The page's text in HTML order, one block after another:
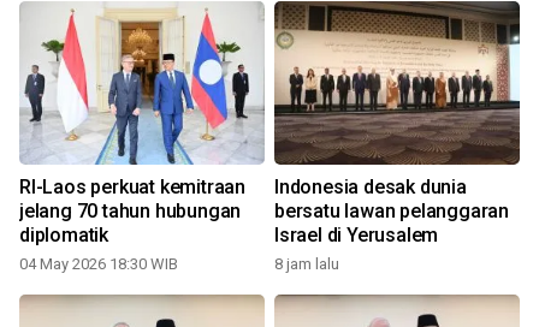
RI-Laos perkuat kemitraan
jelang 70 tahun hubungan
diplomatik
04 May 2026 18:30 WIB
Indonesia desak dunia
bersatu lawan pelanggaran
Israel di Yerusalem
8 jam lalu